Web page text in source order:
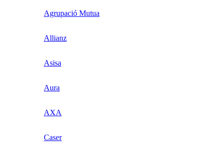
Agrupació Mutua
Allianz
Asisa
Aura
AXA
Caser